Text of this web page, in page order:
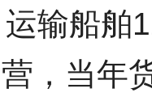
输船舶
，当年